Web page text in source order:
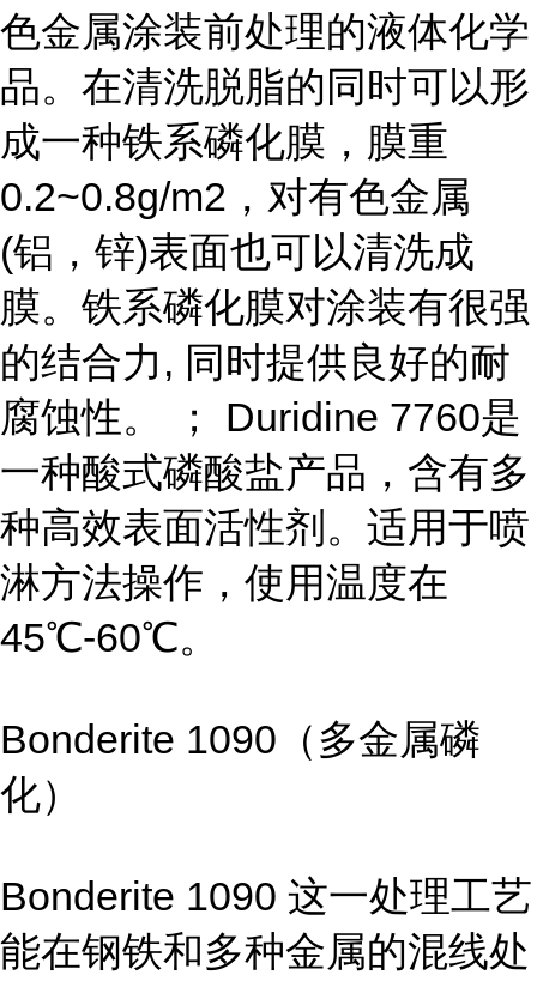
色金属涂装前处理的液体化学
品。在清洗脱脂的同时可以形
成一种铁系磷化膜，膜重
0.2~0.8g/m2，对有色金属
(铝，锌)表面也可以清洗成
膜。铁系磷化膜对涂装有很强
的结合力, 同时提供良好的耐
腐蚀性。 ； Duridine 7760是
一种酸式磷酸盐产品，含有多
种高效表面活性剂。适用于喷
淋方法操作，使用温度在
45℃-60℃。
Bonderite 1090（多金属磷
化）
Bonderite 1090 这一处理工艺
能在钢铁和多种金属的混线处